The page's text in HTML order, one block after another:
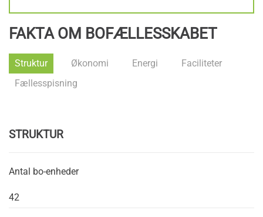
FAKTA OM BOFÆLLESSKABET
Struktur Økonomi Energi
Faciliteter
Fællesspisning
STRUKTUR
Antal bo-enheder
42